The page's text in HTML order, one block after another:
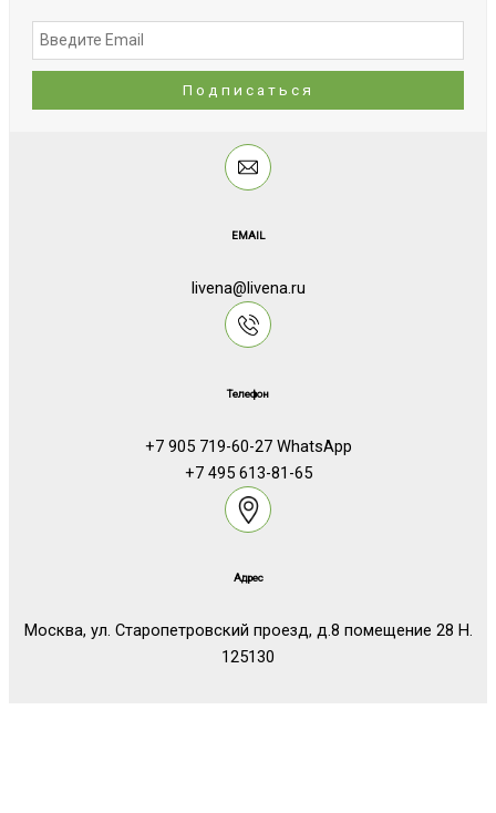
EMAIL
livena@livena.ru
Телефон
+7 905 719-60-27 WhatsApp
+7 495 613-81-65
Адрес
Москва, ул. Старопетровский проезд, д.8 помещение 28 Н.
125130